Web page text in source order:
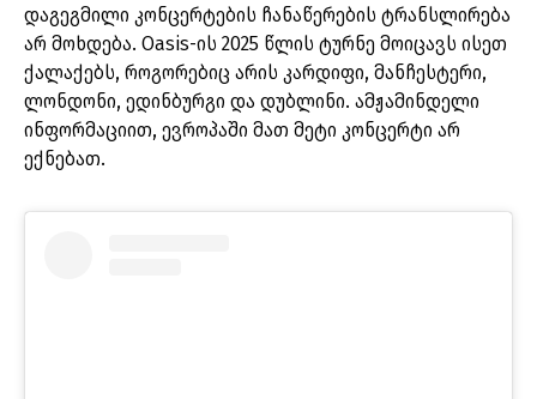
დაგეგმილი კონცერტების ჩანაწერების ტრანსლირება
არ მოხდება. Oasis-ის 2025 წლის ტურნე მოიცავს ისეთ
ქალაქებს, როგორებიც არის კარდიფი, მანჩესტერი,
ლონდონი, ედინბურგი და დუბლინი. ამჟამინდელი
ინფორმაციით, ევროპაში მათ მეტი კონცერტი არ
ექნებათ.